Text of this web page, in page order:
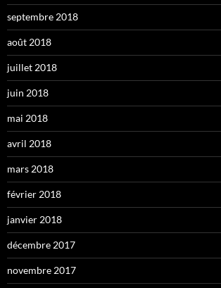
septembre 2018
août 2018
juillet 2018
juin 2018
mai 2018
avril 2018
mars 2018
février 2018
janvier 2018
décembre 2017
novembre 2017